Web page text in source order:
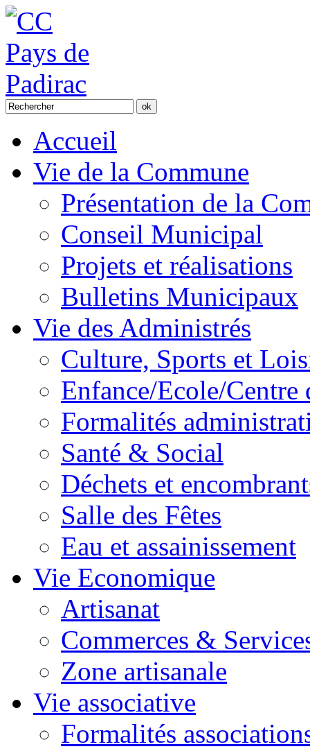
Accueil
Vie de la Commune
Présentation de la
Conseil Municipal
Projets et réalisations
Bulletins Municipaux
Vie des Administrés
Culture, Sports et
Enfance/Ecole/Centre
Formalités
Santé & Social
Déchets et
Salle des Fêtes
Eau et assainissement
Vie Economique
Artisanat
Commerces &
Zone artisanale
Vie associative
Formalités